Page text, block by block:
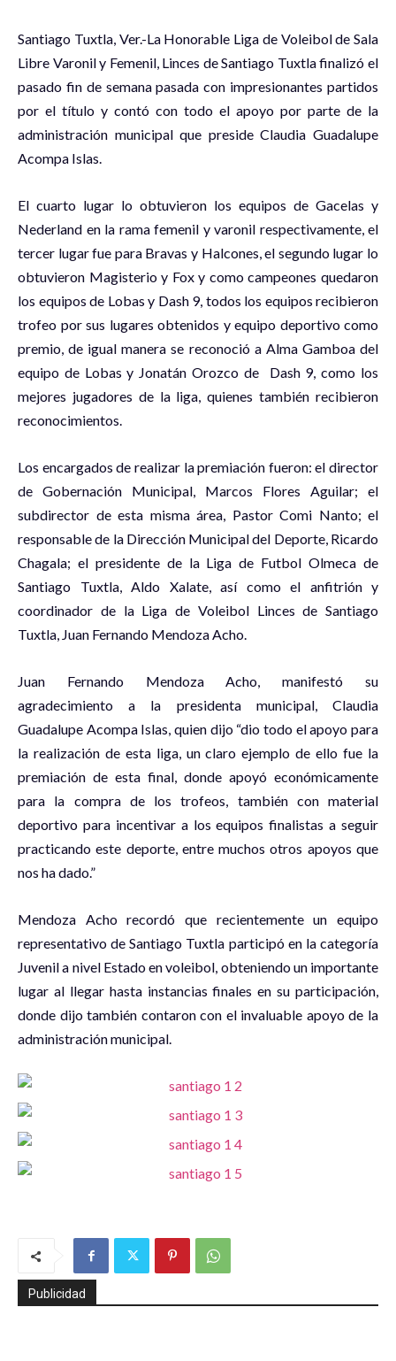
Santiago Tuxtla, Ver.-La Honorable Liga de Voleibol de Sala
Libre Varonil y Femenil, Linces de Santiago Tuxtla finalizó el
pasado fin de semana pasada con impresionantes partidos
por el título y contó con todo el apoyo por parte de la
administración municipal que preside Claudia Guadalupe
Acompa Islas.
El cuarto lugar lo obtuvieron los equipos de Gacelas y
Nederland en la rama femenil y varonil respectivamente, el
tercer lugar fue para Bravas y Halcones, el segundo lugar lo
obtuvieron Magisterio y Fox y como campeones quedaron
los equipos de Lobas y Dash 9, todos los equipos recibieron
trofeo por sus lugares obtenidos y equipo deportivo como
premio, de igual manera se reconoció a Alma Gamboa del
equipo de Lobas y Jonatán Orozco de
Dash 9, como los
mejores jugadores de la liga, quienes también recibieron
reconocimientos.
Los encargados de realizar la premiación fueron: el director
de Gobernación Municipal, Marcos Flores Aguilar; el
subdirector de esta misma área, Pastor Comi Nanto; el
responsable de la Dirección Municipal del Deporte, Ricardo
Chagala; el presidente de la Liga de Futbol Olmeca de
Santiago Tuxtla, Aldo Xalate, así como el anfitrión y
coordinador de la Liga de Voleibol Linces de Santiago
Tuxtla, Juan Fernando Mendoza Acho.
Juan Fernando Mendoza Acho, manifestó su
agradecimiento a la presidenta municipal, Claudia
Guadalupe Acompa Islas, quien dijo “dio todo el apoyo para
la realización de esta liga, un claro ejemplo de ello fue la
premiación de esta final, donde apoyó económicamente
para la compra de los trofeos, también con material
deportivo para incentivar a los equipos finalistas a seguir
practicando este deporte, entre muchos otros apoyos que
nos ha dado.”
Mendoza Acho recordó que recientemente un equipo
representativo de Santiago Tuxtla participó en la categoría
Juvenil a nivel Estado en voleibol, obteniendo un importante
lugar al llegar hasta instancias finales en su participación,
donde dijo también contaron con el invaluable apoyo de la
administración municipal.
Publicidad